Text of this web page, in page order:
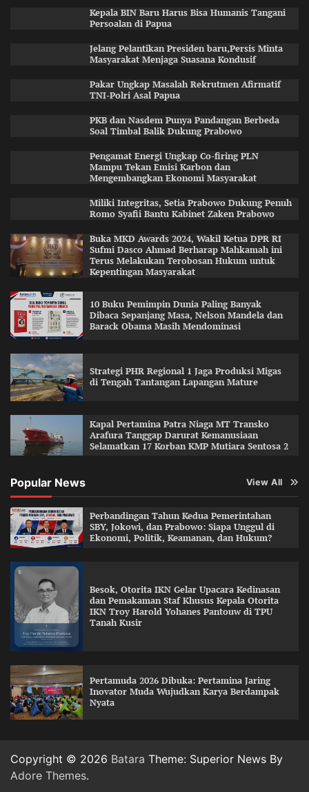
Kepala BIN Baru Harus Bisa Humanis Tangani
Persoalan di Papua
Jelang Pelantikan Presiden baru,Persis Minta
Masyarakat Menjaga Suasana Kondusif
Pakar Ungkap Masalah Rekrutmen Afirmatif
TNI-Polri Asal Papua
PKB dan Nasdem Punya Pandangan Berbeda
Soal Timbal Balik Dukung Prabowo
Pengamat Energi Ungkap Co-firing PLN
Mampu Tekan Emisi Karbon dan
Mengembangkan Ekonomi Masyarakat
Miliki Integritas, Setia Prabowo Dukung Penuh
Romo Syafii Bantu Kabinet Zaken Prabowo
Buka MKD Awards 2024, Wakil Ketua DPR RI
Sufmi Dasco Ahmad Berharap Mahkamah ini
Terus Melakukan Terobosan Hukum untuk
Kepentingan Masyarakat
10 Buku Pemimpin Dunia Paling Banyak
Dibaca Sepanjang Masa, Nelson Mandela dan
Barack Obama Masih Mendominasi
Strategi PHR Regional 1 Jaga Produksi Migas
di Tengah Tantangan Lapangan Mature
Kapal Pertamina Patra Niaga MT Transko
Arafura Tanggap Darurat Kemanusiaan
Selamatkan 17 Korban KMP Mutiara Sentosa 2
Popular News View All
Perbandingan Tahun Kedua Pemerintahan
SBY, Jokowi, dan Prabowo: Siapa Unggul di
Ekonomi, Politik, Keamanan, dan Hukum?
Besok, Otorita IKN Gelar Upacara Kedinasan
dan Pemakaman Staf Khusus Kepala Otorita
IKN Troy Harold Yohanes Pantouw di TPU
Tanah Kusir
Pertamuda 2026 Dibuka: Pertamina Jaring
Inovator Muda Wujudkan Karya Berdampak
Nyata
Copyright © 2026 Batara Theme: Superior News By
Adore Themes.